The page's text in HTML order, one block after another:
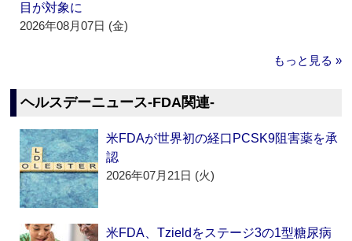
目が対象に
2026年08月07日 (金)
もっと見る »
ヘルスデーニュース‐FDA関連‐
米FDAが世界初の経口PCSK9阻害薬を承
認
2026年07月21日 (火)
米FDA、Tzieldをステージ3の1型糖尿病